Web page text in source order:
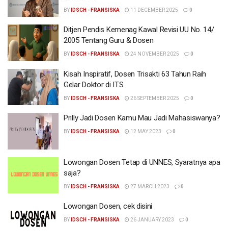
BY IDSCH - FRANSISKA 11 DECEMBER 2025 0
Ditjen Pendis Kemenag Kawal Revisi UU No. 14/
2005 Tentang Guru & Dosen
BY IDSCH - FRANSISKA 24 NOVEMBER 2025 0
Kisah Inspiratif, Dosen Trisakti 63 Tahun Raih
Gelar Doktor di ITS
BY IDSCH - FRANSISKA 26 SEPTEMBER 2025 0
Prilly Jadi Dosen Kamu Mau Jadi Mahasiswanya?
BY IDSCH - FRANSISKA 12 MAY 2023 0
Lowongan Dosen Tetap di UNNES, Syaratnya apa
saja?
BY IDSCH - FRANSISKA 27 MARCH 2023 0
Lowongan Dosen, cek disini
BY IDSCH - FRANSISKA 26 JANUARY 2023 0